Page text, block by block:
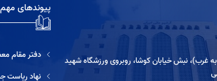
به غرب)، نبش خیابان کوشا، روبروی ورزشگاه شهید
پیوندهای مهم